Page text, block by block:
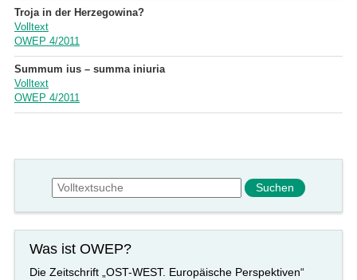
Kontakt
Troja in der Herzegowina?
Volltext
OWEP 4/2011
Summum ius – summa iniuria
Volltext
OWEP 4/2011
Suchformular
Suche
Was ist OWEP?
Die Zeitschrift „OST-WEST. Europäische Perspektiven“